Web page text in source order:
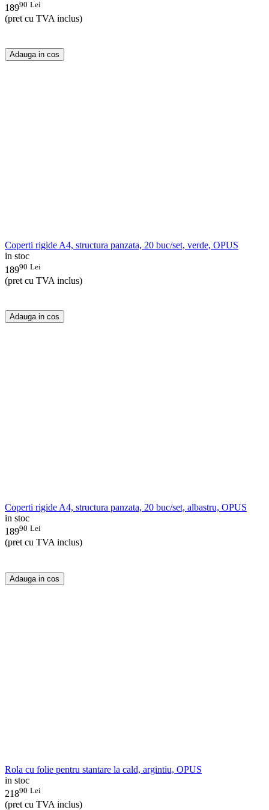
18990 Lei
(pret cu TVA inclus)
Adauga in cos
Coperti rigide A4, structura panzata, 20 buc/set, verde, OPUS
in stoc
18990 Lei
(pret cu TVA inclus)
Adauga in cos
Coperti rigide A4, structura panzata, 20 buc/set, albastru, OPUS
in stoc
18990 Lei
(pret cu TVA inclus)
Adauga in cos
Rola cu folie pentru stantare la cald, argintiu, OPUS
in stoc
21890 Lei
(pret cu TVA inclus)